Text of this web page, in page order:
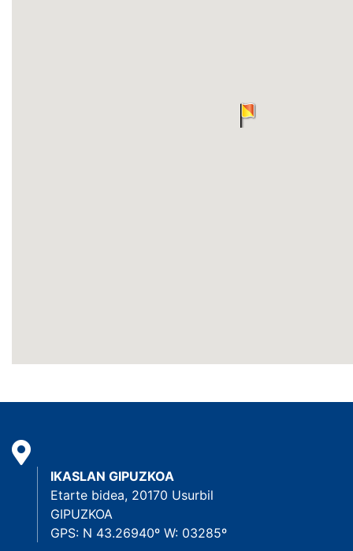
IKASLAN GIPUZKOA
Etarte bidea, 20170 Usurbil
GIPUZKOA
GPS: N 43.26940º W: 03285º